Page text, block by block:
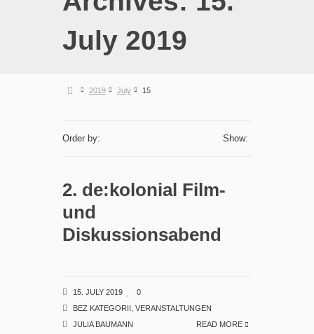
July 2019
2019 July 15
Order by: Show:
2. de:kolonial Film-
und
Diskussionsabend
15. JULY 2019
0
BEZ KATEGORII VERANSTALTUNGEN
JULIA BAUMANN
READ MORE